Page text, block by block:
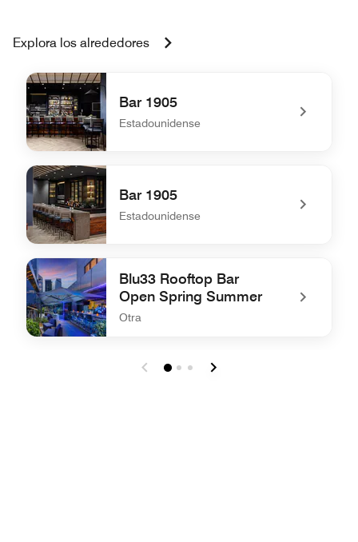
Explora los alrededores
Bar 1905
Estadounidense
undefined Bar 1905
Bar 1905
Estadounidense
undefined Bar 1905
Blu33 Rooftop Bar
Open Spring Summer
Otra
undefined Blu33 Rooftop Bar Open Spring Summer